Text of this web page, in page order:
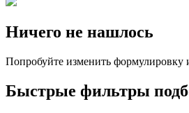
Ничего не нашлось
Попробуйте изменить формулировку
Быстрые фильтры